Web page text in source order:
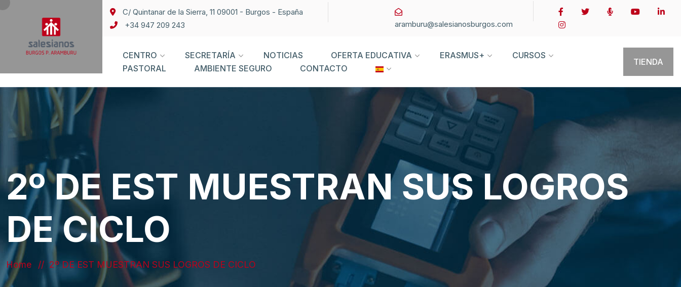
C/ Quintanar de la Sierra, 11 09001 - Burgos - España
+34 947 209 243
aramburu@salesianosburgos.com
CENTRO SECRETARÍA NOTICIAS OFERTA EDUCATIVA ERASMUS+
CURSOS
PASTORAL
AMBIENTE SEGURO CONTACTO
TIENDA
2º DE EST MUESTRAN SUS LOGROS
DE CICLO
Home 2º DE EST MUESTRAN SUS LOGROS DE CICLO